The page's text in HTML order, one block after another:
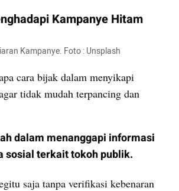
Kampanye Hitam
Kampanye. Foto : Unsplash
cara bijak dalam menyikapi
tidak mudah terpancing dan
dalam menanggapi informasi
sosial terkait tokoh publik.
saja tanpa verifikasi kebenaran